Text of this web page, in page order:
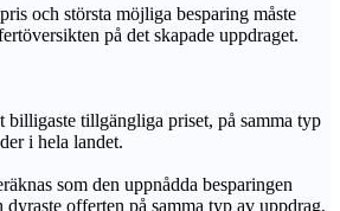
och största möjliga besparing måste
på det skapade uppdraget.
tillgängliga priset, på samma typ
i hela landet.
som den uppnådda besparingen
offerten på samma typ av uppdrag,